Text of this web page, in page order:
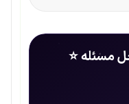
مسئله ⭐